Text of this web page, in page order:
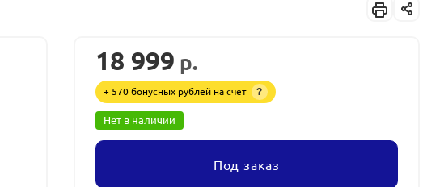
18 999 р.
+ 570 бонусных рублей на счет ?
Нет в наличии
Под заказ